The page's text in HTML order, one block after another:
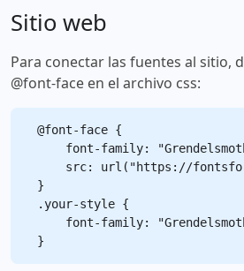
Sitio web
Para conectar las fuentes al sitio,
@font-face en el archivo css:
@font-face {
font-family:
src: url("https://
}
.your-style {
font-family: